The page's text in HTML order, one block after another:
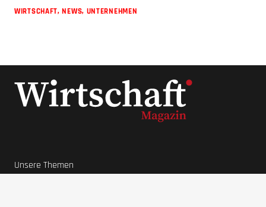
WIRTSCHAFT,NEWS, UNTERNEHMEN
Unsere Themen
News Lifestyle Ratgeber Wirtschaft